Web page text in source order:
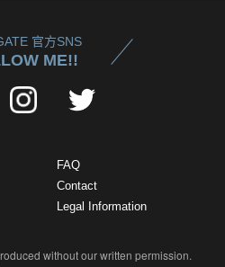
官方SNS
ME!!
FAQ
Contact
Legal Information
without our written permission.